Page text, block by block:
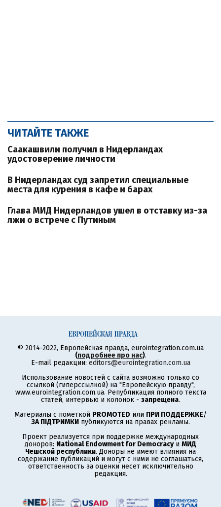
ЧИТАЙТЕ ТАКЖЕ
Саакашвили получил в Нидерландах
удостоверение личности
В Нидерландах суд запретил специальные
места для курения в кафе и барах
Глава МИД Нидерландов ушел в отставку из-за
лжи о встрече с Путиным
© 2014-2022, Европейская правда, eurointegration.com.ua
(подробнее про нас).
E-mail редакции: editors@eurointegration.com.ua
Использование новостей с сайта возможно только со
ссылкой (гиперссылкой) на "Европейскую правду",
www.eurointegration.com.ua. Републикация полного текста
статей, интервью и колонок - запрещена.
Материалы с пометкой PROMOTED или ПРИ ПОДДЕРЖКЕ/
ЗА ПІДТРИМКИ публикуются на правах рекламы.
Проект реализуется при поддержке международных
доноров: National Endowment for Democracyи МИД
Чешской республики. Доноры не имеют влияния на
содержание публикаций и могут с ними не соглашаться,
ответственность за оценки несет исключительно
редакция.